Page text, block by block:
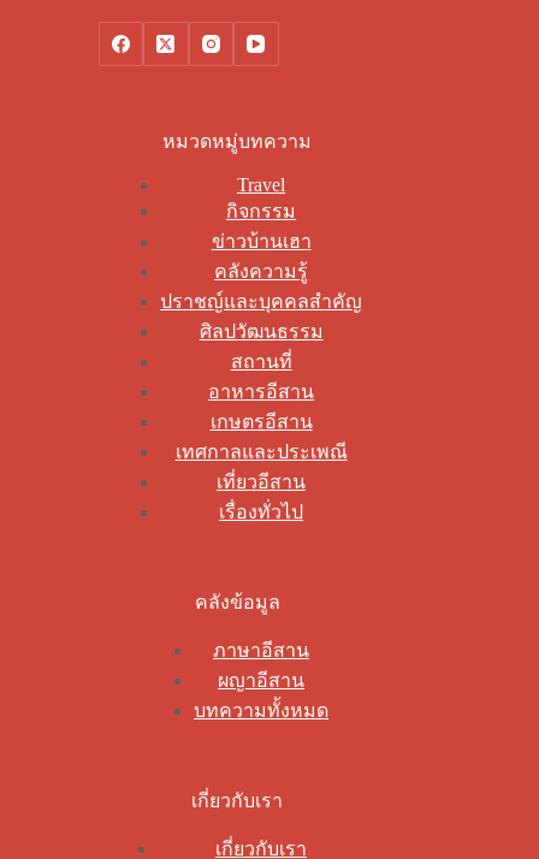
หมวดหมู่บทความ
Travel
กิจกรรม
ข่าวบ้านเฮา
คลังความรู้
ปราชญ์และบุคคลสำคัญ
ศิลปวัฒนธรรม
สถานที่
อาหารอีสาน
เกษตรอีสาน
เทศกาลและประเพณี
เที่ยวอีสาน
เรื่องทั่วไป
คลังข้อมูล
ภาษาอีสาน
ผญาอีสาน
บทความทั้งหมด
เกี่ยวกับเรา
เกี่ยวกับเรา